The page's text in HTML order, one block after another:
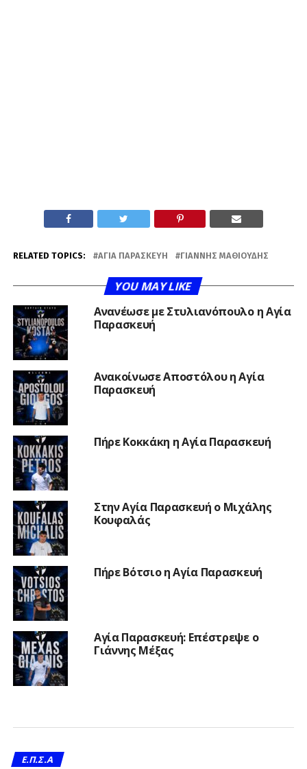
RELATED TOPICS: ΑΓΊΑ ΠΑΡΑΣΚΕΥΉ ΓΙΆΝΝΗΣ ΜΑΘΙΟΎΔΗΣ
YOU MAY LIKE
Ανανέωσε με Στυλιανόπουλο η Αγία
Παρασκευή
Ανακοίνωσε Αποστόλου η Αγία
Παρασκευή
Πήρε Κοκκάκη η Αγία Παρασκευή
Στην Αγία Παρασκευή ο Μιχάλης
Κουφαλάς
Πήρε Βότσιο η Αγία Παρασκευή
Αγία Παρασκευή: Επέστρεψε ο
Γιάννης Μέξας
Ε.Π.Σ.Α